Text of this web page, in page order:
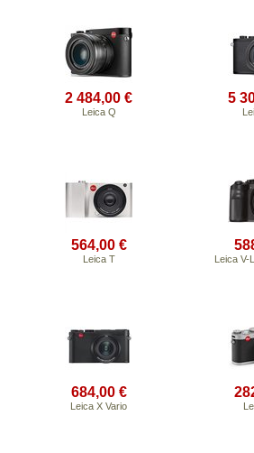
2 484,00 €
Leica Q
5
564,00 €
Leica T Leica V-
684,00 €
Leica X Vario